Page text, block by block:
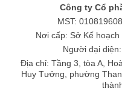
Công ty Cổ
MST:
Nơi cấp: Sở Kế
Người đại
Địa chỉ: Tầng 3, tòa A,
Huy Tưởng, phường